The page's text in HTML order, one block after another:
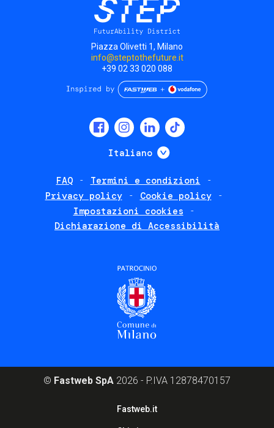
Piazza Olivetti 1, Milano
info@steptothefuture.it
+39 02 33 020 088
Italiano Mostra ulteriori
FAQ
Termini e condizioni
Privacy policy
Cookie policy
Impostazioni cookies
Dichiarazione di Accessibilità
© Fastweb SpA 2026 - P.IVA 12878470157
Fastweb.it